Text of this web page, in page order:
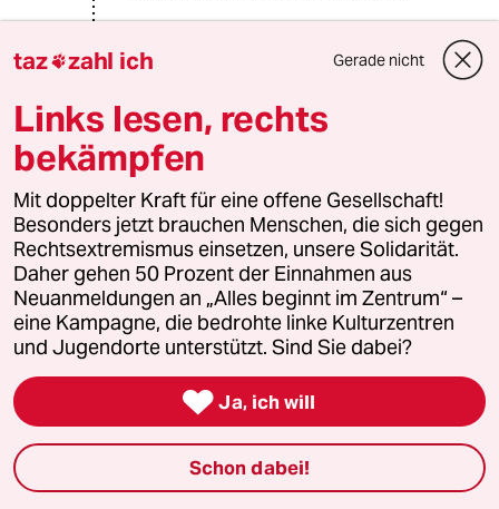
S Suryo
16.06.2025
@MC23:
Ich sehe es eher so: speziell in
Deutschland, wo es nun wirklich
massig Vergünstigungen und
natürlich auch staatliche Leistungen
für Kinder bzw. Familien gibt, wird
immer noch oft so getan, als sei es
eine große Belastung, Kinder zu
bekommen, die man aber schweren
Herzens auf sich nimmt, wofür man
dann Dank und Anerkennung
erwartet. "Thank you for your service,
German parents!"
Übrigens: die Gruppe, die in
taz zahl ich Gerade nicht
Links lesen, rechts
bekämpfen
Mit doppelter Kraft für eine offene Gesellschaft!
Besonders jetzt brauchen Menschen, die sich gegen
Rechtsextremismus einsetzen, unsere Solidarität.
Daher gehen 50 Prozent der Einnahmen aus
Neuanmeldungen an „Alles beginnt im Zentrum“ –
eine Kampagne, die bedrohte linke Kulturzentren
und Jugendorte unterstützt. Sind Sie dabei?
 Ja, ich will
Schon dabei!